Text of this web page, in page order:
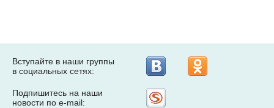
Вступайте в наши группы
в социальных сетях:
Подпишитесь на наши
новости по e-mail: